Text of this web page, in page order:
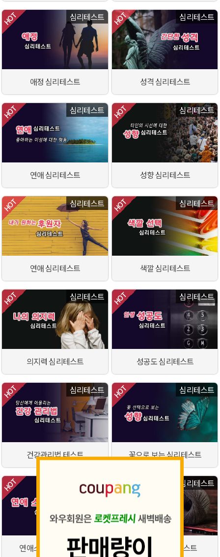
심리테스트
애정 심리테스트
심리테스트
성격 심리테스트
심리테스트
연애 심리테스트
심리테스트
성향 심리테스트
심리테스트
연애 심리테스트
심리테스트
색깔 심리테스트
심리테스트
의지력 심리테스트
심리테스트
성공도 심리테스트
심리테스트
건강관리법 테스트
심리테스트
꽃으로 보는 심리테스트
심리테스트
연애스타일 심리테스트
심리테스트
인간관계 심리테스트